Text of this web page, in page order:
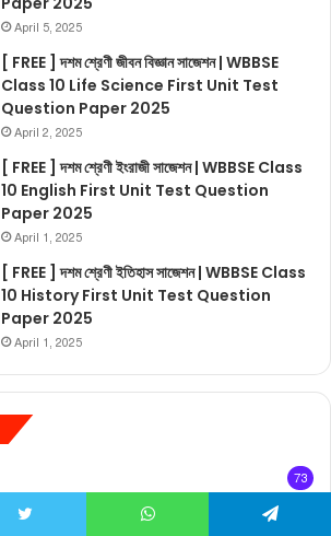
April 5, 2025
[ FREE ] দশম শ্রেণী জীবন বিজ্ঞান সাজেশন | WBBSE
Class 10 Life Science First Unit Test
Question Paper 2025
April 2, 2025
[ FREE ] দশম শ্রেণী ইংরাজী সাজেশন | WBBSE Class
10 English First Unit Test Question
Paper 2025
April 1, 2025
[ FREE ] দশম শ্রেণী ইতিহাস সাজেশন | WBBSE Class
10 History First Unit Test Question
Paper 2025
April 1, 2025
73